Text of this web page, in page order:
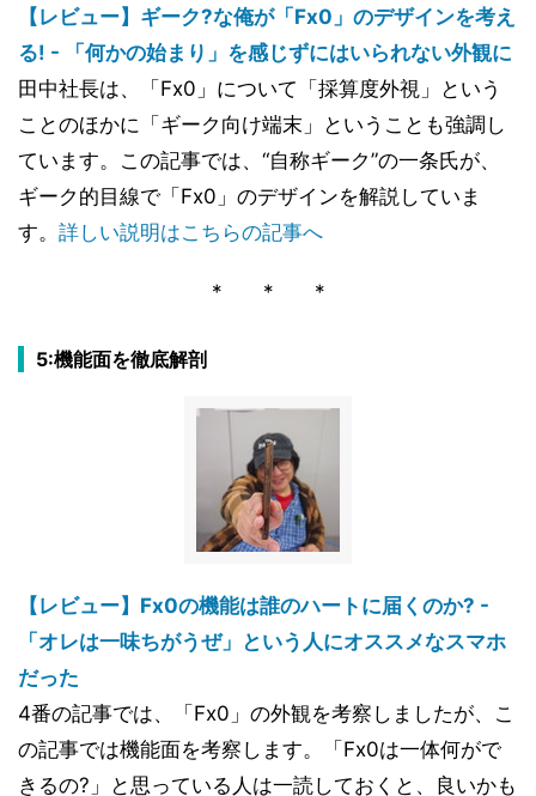
【レビュー】ギーク?な俺が「Fx0」のデザインを考え
る! - 「何かの始まり」を感じずにはいられない外観に
田中社長は、「Fx0」について「採算度外視」という
ことのほかに「ギーク向け端末」ということも強調し
ています。この記事では、“自称ギーク”の一条氏が、
ギーク的目線で「Fx0」のデザインを解説していま
す。 詳しい説明はこちらの記事へ
* * *
5:機能面を徹底解剖
【レビュー】Fx0の機能は誰のハートに届くのか? -
「オレは一味ちがうぜ」という人にオススメなスマホ
だった
4番の記事では、「Fx0」の外観を考察しましたが、こ
の記事では機能面を考察します。「Fx0は一体何がで
きるの?」と思っている人は一読しておくと、良いかも